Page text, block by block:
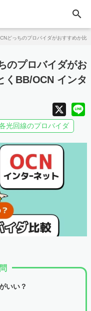
search
どっちのプロバイダがおすすめか
のプロバイダがお
くBB/OCN インタ
X
光回線のプロバイダ
いい？